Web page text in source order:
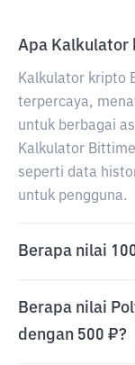
Apa
Kalkulator kripto
terpercaya,
untuk berbagai
Kalkulator
seperti data
untuk pengguna.
Berapa nilai
Berapa nilai
dengan 500 ₽?